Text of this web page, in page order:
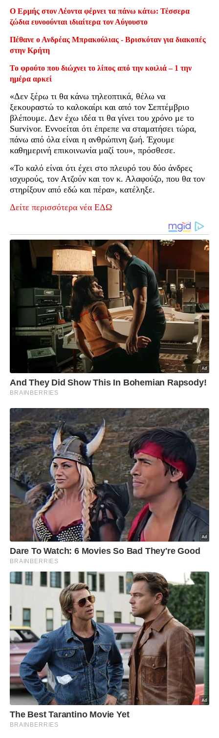
Ο Ερμής στον Λέοντα φέρνει τα πάνω κάτω: Τέσσερα
ζώδια ευνοούνται ιδιαίτερα τον Αύγουστο
Πέθανε ο Ανδρέας Μπρακούλιας - Βρισκόταν για διακοπές
στην Κρήτη
Το φρούτο που διώχνει το λίπος από την κοιλιά – 1 την
ημέρα αρκεί
«Δεν ξέρω τι θα κάνω τηλεοπτικά, θέλω να
ξεκουραστώ το καλοκαίρι και από τον Σεπτέμβριο
βλέπουμε. Δεν έχω ιδέα τι θα γίνει του χρόνο με το
Survivor. Εννοείται ότι έπρεπε να σταματήσει τώρα,
πάνω από όλα είναι η ανθρώπινη ζωή. Έχουμε
καθημερινή επικοινωνία μαζί του», πρόσθεσε.
«Το καλό είναι ότι έχει στο πλευρό του δύο άνδρες
ισχυρούς, τον Ατζούν και τον κ. Αλαφούζο, που θα τον
στηρίξουν από εδώ και πέρα», κατέληξε.
Δείτε περισσότερα νέα ΕΔΩ